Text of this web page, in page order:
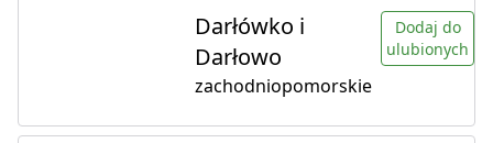
Darłówko i
Darłowo
zachodniopomorskie
Dodaj do
ulubionych